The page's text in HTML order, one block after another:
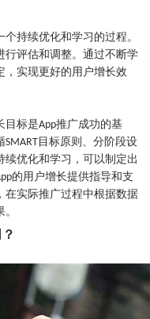
持续优化和学习的过程。
行评估和调整。通过不断学
，实现更好的用户增长效
标是App推广成功的基
目标原则、分阶段设
优化和学习，可以制定出
的用户增长提供指导和支
在实际推广过程中根据数据